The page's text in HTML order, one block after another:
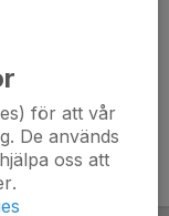
för att vår
De används
oss att